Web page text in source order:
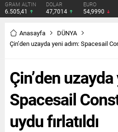
DOLAR
47,7014
EURO
54,9990
STERLİN
64,2141
Anasayfa
DÜNYA
Çin’den uzayda yeni adım: Spacesail
Çin’den
Spacesail
uydu fırlatıldı